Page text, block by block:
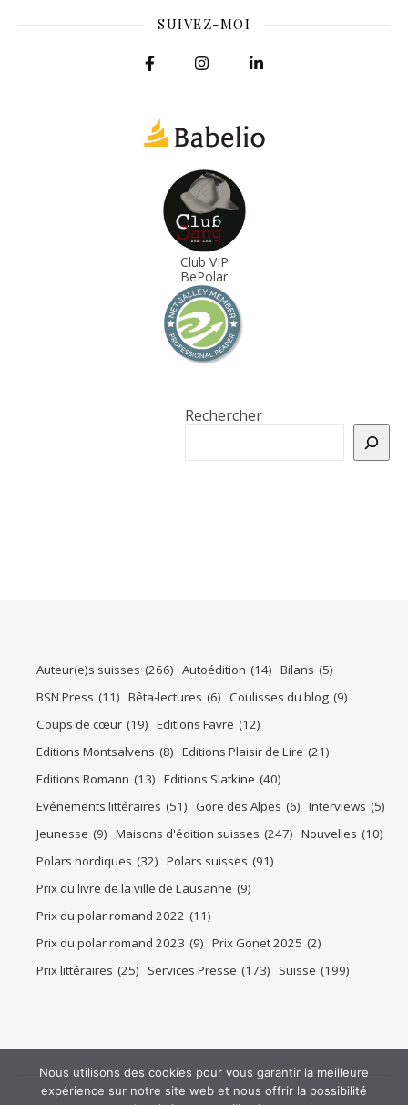
SUIVEZ-MOI
Club VIP
BePolar
Rechercher
Auteur(e)s suisses (266) Autoédition (14) Bilans (5)
BSN Press (11) Bêta-lectures (6) Coulisses du blog (9)
Coups de cœur (19) Editions Favre (12)
Editions Montsalvens (8) Editions Plaisir de Lire (21)
Editions Romann (13) Editions Slatkine (40)
Evénements littéraires (51) Gore des Alpes (6) Interviews (5)
Jeunesse (9) Maisons d'édition suisses (247) Nouvelles (10)
Polars nordiques (32) Polars suisses (91)
Prix du livre de la ville de Lausanne (9)
Prix du polar romand 2022 (11)
Prix du polar romand 2023 (9) Prix Gonet 2025 (2)
Prix littéraires (25) Services Presse (173) Suisse (199)
Nous utilisons des cookies pour vous garantir la meilleure
expérience sur notre site web et nous offrir la possibilité